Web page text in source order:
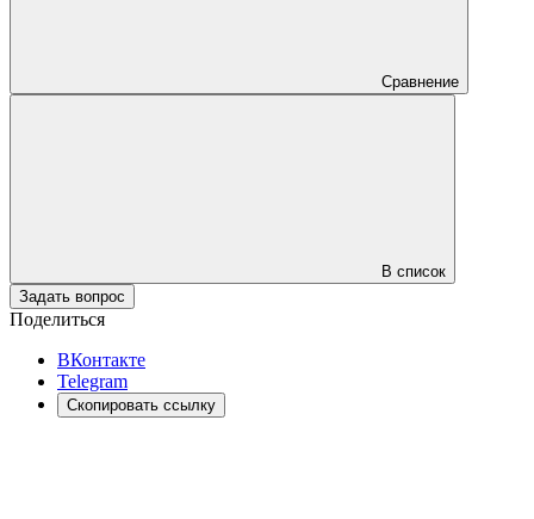
Сравнение
В список
Задать вопрос
Поделиться
ВКонтакте
Telegram
Скопировать ссылку